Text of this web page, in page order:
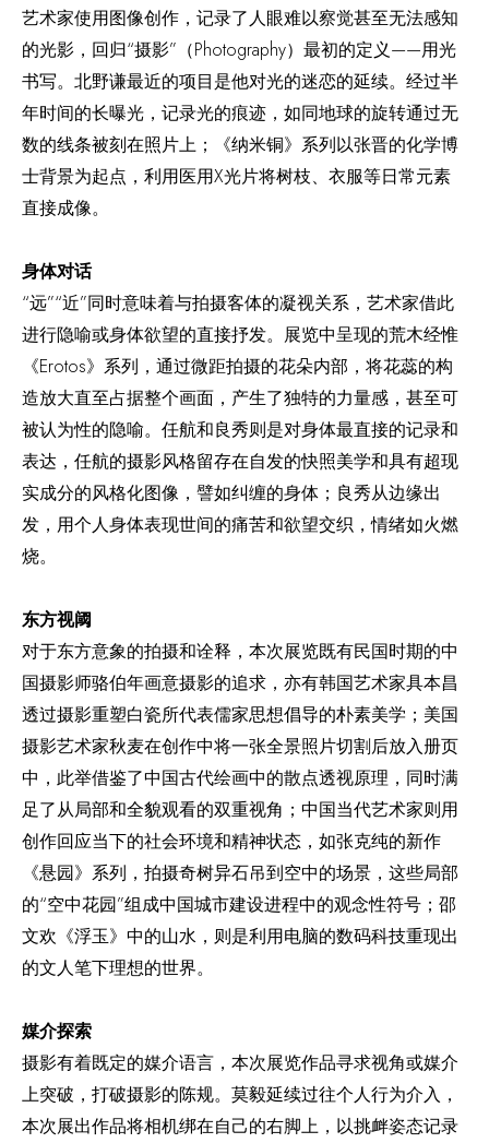
艺术家使用图像创作，记录了人眼难以察觉甚至无法感知
的光影，回归“摄影”（Photography）最初的定义——用光
书写。北野谦最近的项目是他对光的迷恋的延续。经过半
年时间的长曝光，记录光的痕迹，如同地球的旋转通过无
数的线条被刻在照片上；《纳米铜》系列以张晋的化学博
士背景为起点，利用医用X光片将树枝、衣服等日常元素
直接成像。
身体对话
“远”“近”同时意味着与拍摄客体的凝视关系，艺术家借此
进行隐喻或身体欲望的直接抒发。展览中呈现的荒木经惟
《Erotos》系列，通过微距拍摄的花朵内部，将花蕊的构
造放大直至占据整个画面，产生了独特的力量感，甚至可
被认为性的隐喻。任航和良秀则是对身体最直接的记录和
表达，任航的摄影风格留存在自发的快照美学和具有超现
实成分的风格化图像，譬如纠缠的身体；良秀从边缘出
发，用个人身体表现世间的痛苦和欲望交织，情绪如火燃
烧。
东方视阈
对于东方意象的拍摄和诠释，本次展览既有民国时期的中
国摄影师骆伯年画意摄影的追求，亦有韩国艺术家具本昌
透过摄影重塑白瓷所代表儒家思想倡导的朴素美学；美国
摄影艺术家秋麦在创作中将一张全景照片切割后放入册页
中，此举借鉴了中国古代绘画中的散点透视原理，同时满
足了从局部和全貌观看的双重视角；中国当代艺术家则用
创作回应当下的社会环境和精神状态，如张克纯的新作
《悬园》系列，拍摄奇树异石吊到空中的场景，这些局部
的“空中花园”组成中国城市建设进程中的观念性符号；邵
文欢《浮玉》中的山水，则是利用电脑的数码科技重现出
的文人笔下理想的世界。
媒介探索
摄影有着既定的媒介语言，本次展览作品寻求视角或媒介
上突破，打破摄影的陈规。莫毅延续过往个人行为介入，
本次展出作品将相机绑在自己的右脚上，以挑衅姿态记录